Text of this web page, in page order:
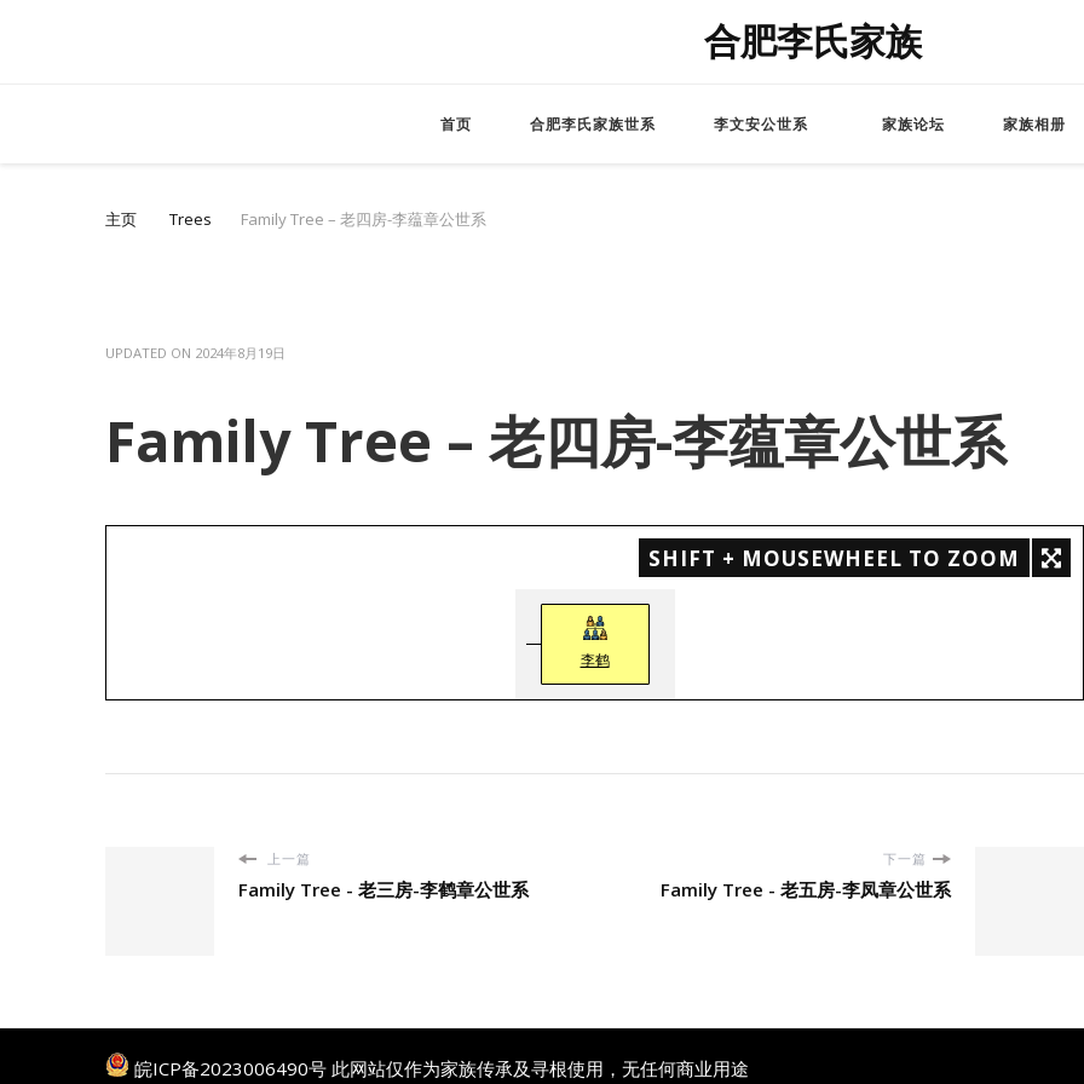
合肥李氏家族
首页 合肥李氏家族世系 李文安公世系 家族论坛 家族相册
主页 Trees Family Tree – 老四房-李蕴章公世系
UPDATED ON 2024年8月19日
Family Tree – 老四房-李蕴章公世系
SHIFT + MOUSEWHEEL TO ZOOM
李鹤
上一篇
Family Tree - 老三房-李鹤章公世系
下一篇
Family Tree - 老五房-李凤章公世系
皖ICP备2023006490号 此网站仅作为家族传承及寻根使用，无任何商业用途